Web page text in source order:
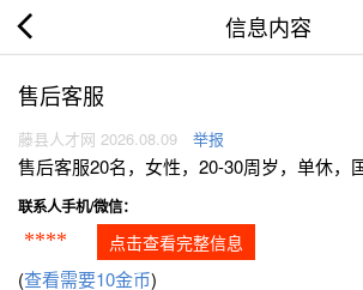
信息内容
售后客服
藤县人才网 2026.08.09 举报
售后客服20名，女性，20-30周岁，单休，
联系人手机/微信：
**** 点击查看完整信息
(查看需要10金币)